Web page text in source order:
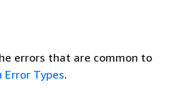
errors that are common to
Error Types.